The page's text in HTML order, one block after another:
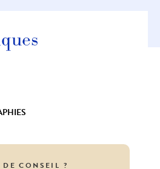
DE CONSEIL ?